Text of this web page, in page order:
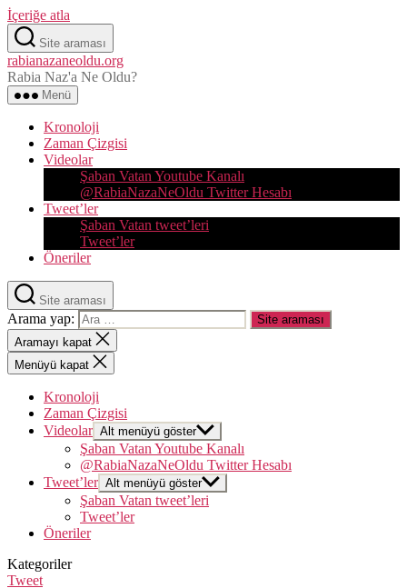
İçeriğe atla
Site araması
rabianazaneoldu.org
Rabia Naz'a Ne Oldu?
Menü
Kronoloji
Zaman Çizgisi
Videolar
Şaban Vatan Youtube Kanalı
@RabiaNazaNeOldu Twitter Hesabı
Tweet’ler
Şaban Vatan tweet’leri
Tweet’ler
Öneriler
Site araması
Arama yap:
Aramayı kapat
Menüyü kapat
Kronoloji
Zaman Çizgisi
Videolar Alt menüyü göster
Şaban Vatan Youtube Kanalı
@RabiaNazaNeOldu Twitter Hesabı
Tweet’ler Alt menüyü göster
Şaban Vatan tweet’leri
Tweet’ler
Öneriler
Kategoriler
Tweet